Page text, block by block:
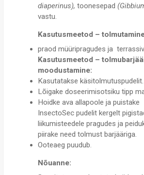
diaperinus), toonesepad
vastu.
Kasutusmeetod –
praod müüripragudes ja
Kasutusmeetod –
moodustamine:
Kasutatakse käsitolmutuspudelit.
Lõigake doseerimisotsiku tipp
Hoidke ava allapoole ja puistake
InsectoSec pudelit kergelt
liikumisteedele pragudes ja
piirake need tolmust barjääriga.
Ooteaeg puudub.
Nõuanne: